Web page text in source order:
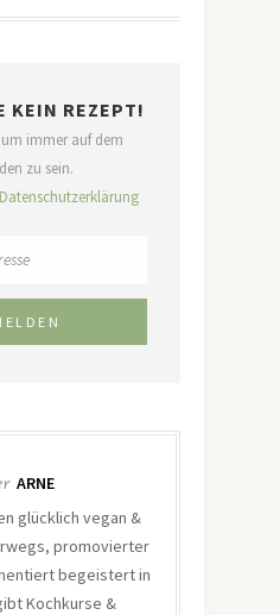
KEIN REZEPT!
immer auf dem
zu sein.
Datenschutzerklärung
ARNE
glücklich vegan &
promovierter
begeistert in
Kochkurse &